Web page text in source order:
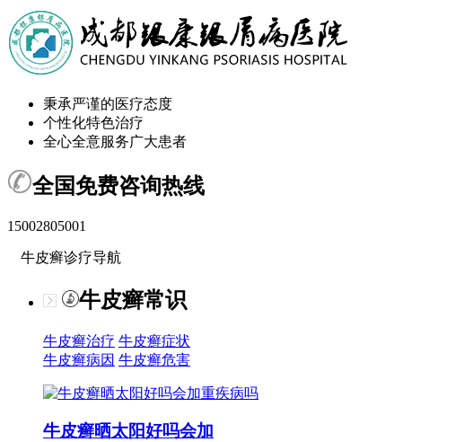
秉承严谨的医疗态度
个性化特色治疗
全心全意服务广大患者
全国免费咨询热线
15002805001
牛皮癣诊疗导航
牛皮癣常识
牛皮癣治疗 牛皮癣症状
牛皮癣病因 牛皮癣危害
牛皮癣晒太阳好吗会加